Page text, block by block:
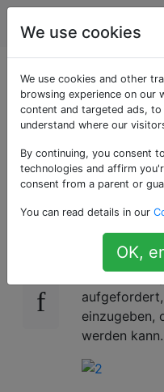
Apple
Kein
den
20
Ich habe ein
ein Spiel
nach
es wird
einzugeben,
werden kann.
We use cookies
We use cookies and other
browsing experience on our
content and targeted ads,
understand where our
By continuing, you consent
technologies and affirm
consent from a parent or
You can read details in our
OK,